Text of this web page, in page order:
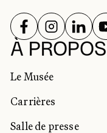
À PROPOS
Le Musée
Carrières
Salle de presse
SUIVEZ-NOUS
SUIVEZ-